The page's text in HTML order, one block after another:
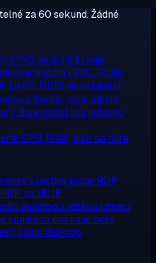
za 60 sekund. Žádné
EPYC, od 2,48 $/měs
jádra EPYC, DDR5
L40S, H100 na vyžádání
Server, plný admin
Bare metal pro jednoho
CPU, RAM, disk na míru
všechny plány RDP
na US IP
desktop s nízkou latencí
spuštěno pro vaše boty
Linux desktop